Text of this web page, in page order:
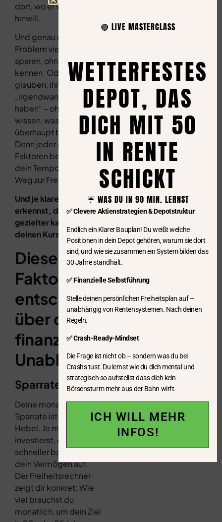
dort, wo er wirklich
hinwill.
Und genau das ist das
Problem vieler: Sie
sparen, ohne ein Ziel zu
kennen. Oder sie
glauben, ihr Ziel sei
„irgendwann genug
haben“ – ohne zu
wissen, was „genug“
überhaupt bedeutet.
Denn jeder dieser
Faktoren beeinflusst
dein Tempo auf dem
Weg zur Freiheit.
Und je klarer du sie
erkennst, desto
gezielter kannst du
deinen Kurs setzen.
Diese 8
Faktoren
entscheiden
über deine
finanzielle
Unabhängigkeit
Sparrate
Deine monatliche
Sparrate ist der größte
Hebel. Je mehr du
investierst, desto
schneller baust du
dein Vermögen auf.
Der Freiheitsrechner
zeigt dir konkret: Wie
viel brauchst du
monatlich, um dein Ziel
🔴 LIVE MASTERCLASS
WETTERFESTES
DEPOT, DAS
DICH MIT 50
IN RENTE
SCHICKT
☔️ WAS DU IN 90 MIN. LERNST
✅ Clevere Aktienstrategien & Depotstruktur
Endlich ein Klarer Bauplan! Du weißt welche
Positionen in dein Depot gehören, warum sie dort
sind, und wie sie zusammen ein System bilden das
30 Jahre standhält.
✅ Finanzielle Selbstführung
Stelle deinen persönlichen Freiheitsplan auf –
unabhängig von Rentensystemen. Nach deinen
Regeln.
✅ Crash-Ready-Mindset
Die Frage ist nicht ob – sondern was du bei
Crashs tust. Du lernst wie du dich mental und
strategisch so aufstellst dass dich kein
Börsensturm mehr aus der Bahn wirft.
ICH WILL MEHR
INFOS!